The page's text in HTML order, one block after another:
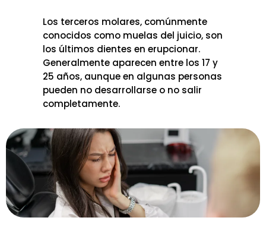
Los terceros molares, comúnmente
conocidos como muelas del juicio, son
los últimos dientes en erupcionar.
Generalmente aparecen entre los 17 y
25 años, aunque en algunas personas
pueden no desarrollarse o no salir
completamente.